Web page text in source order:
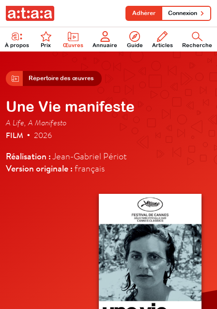
À propos Prix Œuvres Annuaire Guide Articles Recherche
Adhérer Connexion
Répertoire des œuvres
Une Vie manifeste
A Life, A Manifesto
FILM • 2026
Réalisation :Jean-Gabriel Périot
Version originale : français